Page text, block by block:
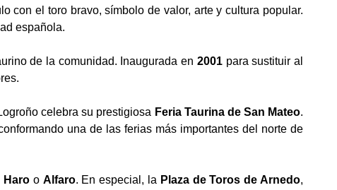
con el toro bravo, símbolo de valor, arte y cultura popular.
española.
de la comunidad. Inaugurada en 2001para sustituir al
celebra su prestigiosa Feria Taurina de San Mateo.
una de las ferias más importantes del norte de
Haroo Alfaro. En especial, la Plaza de Toros de Arnedo,